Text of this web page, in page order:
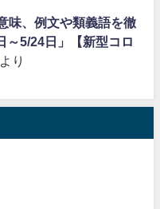
味、例文や類義語を徹
～5/24日」【新型コロ
より